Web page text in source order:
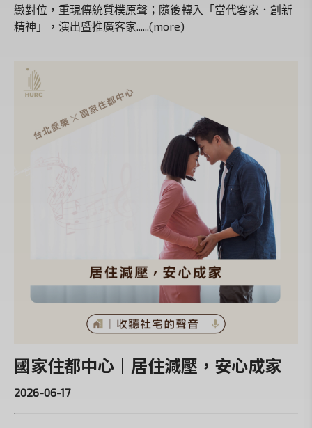
緻對位，重現傳統質樸原聲；隨後轉入「當代客家．創新
精神」，演出暨推廣客家......(more)
國家住都中心｜居住減壓，安心成家
2026-06-17